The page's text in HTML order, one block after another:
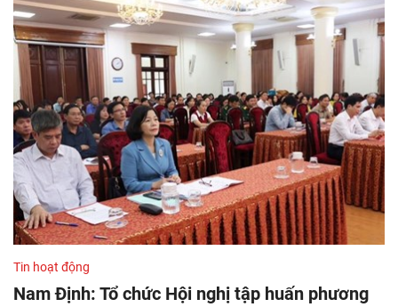
Tin hoạt động
Nam Định: Tổ chức Hội nghị tập huấn phương